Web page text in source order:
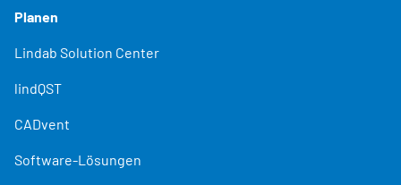
Planen
Lindab Solution Center
lindQST
CADvent
Software-Lösungen